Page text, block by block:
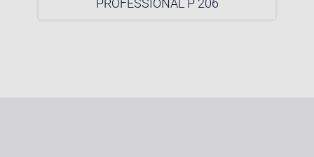
PROFESSIONAL P 206